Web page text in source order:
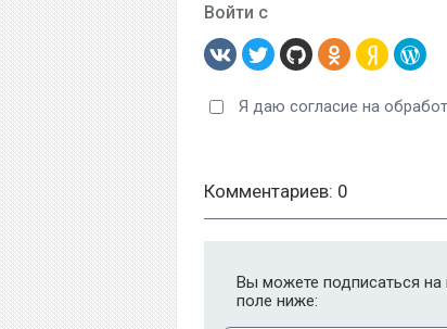
Войти с
Я даю согласие на
Комментариев: 0
Вы можете подписаться на
поле ниже: